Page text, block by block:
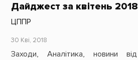
Дайджест за квітень
ЦППР
30 Кві, 2018
Заходи, Аналітика, новини